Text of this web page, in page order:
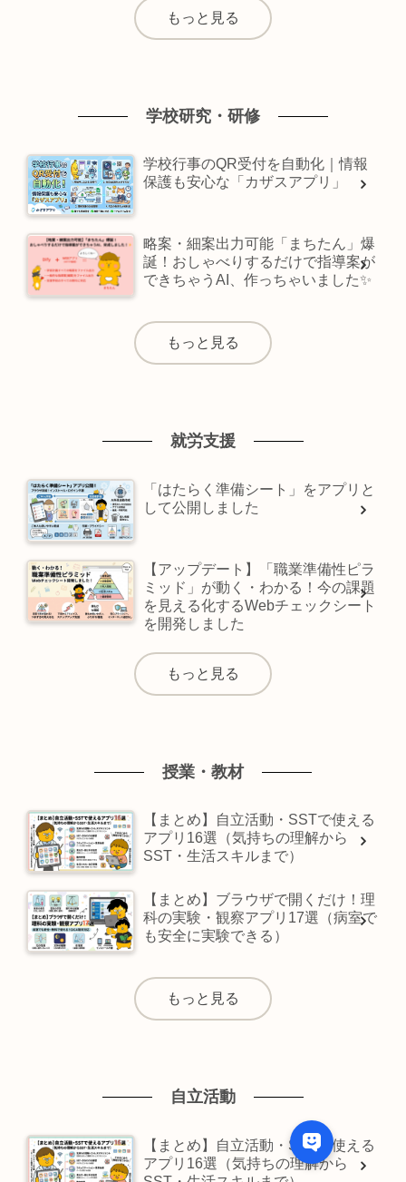
もっと見る
学校研究・研修
学校行事のQR受付を自動化｜情報
保護も安心な「カザスアプリ」
略案・細案出力可能「まちたん」爆
誕！おしゃべりするだけで指導案が
できちゃうAI、作っちゃいました✨
もっと見る
就労支援
「はたらく準備シート」をアプリと
して公開しました
【アップデート】「職業準備性ピラ
ミッド」が動く・わかる！今の課題
を見える化するWebチェックシート
を開発しました
もっと見る
授業・教材
【まとめ】自立活動・SSTで使える
アプリ16選（気持ちの理解から
SST・生活スキルまで）
【まとめ】ブラウザで開くだけ！理
科の実験・観察アプリ17選（病室で
も安全に実験できる）
もっと見る
自立活動
【まとめ】自立活動・SSTで使える
アプリ16選（気持ちの理解から